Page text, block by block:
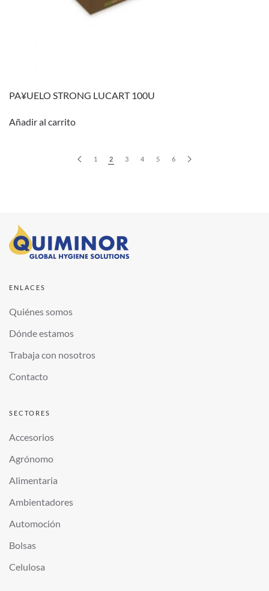
PA¥UELO STRONG LUCART 100U
Añadir al carrito
1 2 3 4 5 6
ENLACES
Quiénes somos
Dónde estamos
Trabaja con nosotros
Contacto
SECTORES
Accesorios
Agrónomo
Alimentaria
Ambientadores
Automoción
Bolsas
Celulosa